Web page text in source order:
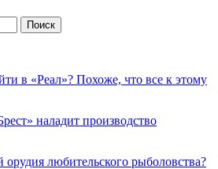
в «Реал»? Похоже, что все к этому
наладит производство
орудия любительского рыболовства?